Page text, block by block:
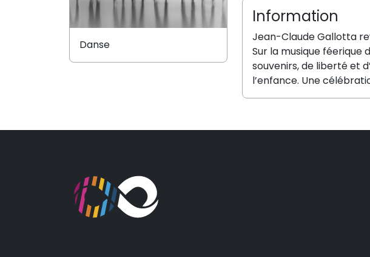
Information
Jean-Claude Gallotta
Sur la musique féerique
souvenirs, de liberté et
l’enfance. Une
Danse